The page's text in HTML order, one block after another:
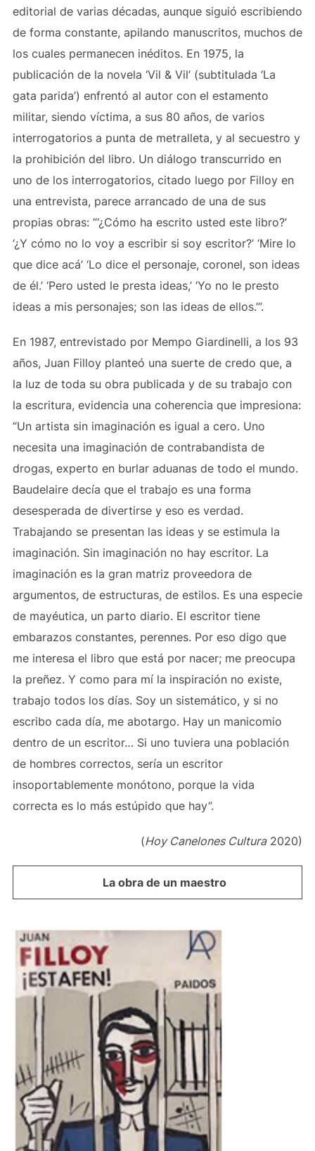
editorial de varias décadas, aunque siguió escribiendo
de forma constante, apilando manuscritos, muchos de
los cuales permanecen inéditos. En 1975, la
publicación de la novela ‘Vil & Vil’ (subtitulada ‘La
gata parida’) enfrentó al autor con el estamento
militar, siendo víctima, a sus 80 años, de varios
interrogatorios a punta de metralleta, y al secuestro y
la prohibición del libro. Un diálogo transcurrido en
uno de los interrogatorios, citado luego por Filloy en
una entrevista, parece arrancado de una de sus
propias obras: “‘¿Cómo ha escrito usted este libro?’
‘¿Y cómo no lo voy a escribir si soy escritor?’ ‘Mire lo
que dice acá’ ‘Lo dice el personaje, coronel, son ideas
de él.’ ‘Pero usted le presta ideas,’ ‘Yo no le presto
ideas a mis personajes; son las ideas de ellos.’”.
En 1987, entrevistado por Mempo Giardinelli, a los 93
años, Juan Filloy planteó una suerte de credo que, a
la luz de toda su obra publicada y de su trabajo con
la escritura, evidencia una coherencia que impresiona:
“Un artista sin imaginación es igual a cero. Uno
necesita una imaginación de contrabandista de
drogas, experto en burlar aduanas de todo el mundo.
Baudelaire decía que el trabajo es una forma
desesperada de divertirse y eso es verdad.
Trabajando se presentan las ideas y se estimula la
imaginación. Sin imaginación no hay escritor. La
imaginación es la gran matriz proveedora de
argumentos, de estructuras, de estilos. Es una especie
de mayéutica, un parto diario. El escritor tiene
embarazos constantes, perennes. Por eso digo que
me interesa el libro que está por nacer; me preocupa
la preñez. Y como para mí la inspiración no existe,
trabajo todos los días. Soy un sistemático, y si no
escribo cada día, me abotargo. Hay un manicomio
dentro de un escritor… Si uno tuviera una población
de hombres correctos, sería un escritor
insoportablemente monótono, porque la vida
correcta es lo más estúpido que hay”.
(Hoy Canelones Cultura2020)
La obra de un maestro